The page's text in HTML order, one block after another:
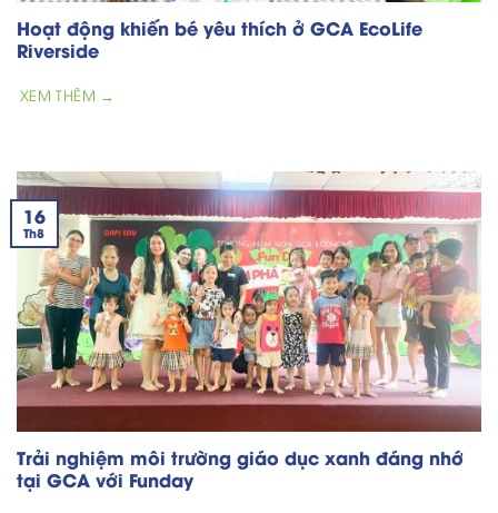
Hoạt động khiến bé yêu thích ở GCA EcoLife
Riverside
XEM THÊM →
Trải nghiệm môi trường giáo dục xanh đáng nhớ
tại GCA với Funday
16
Th8